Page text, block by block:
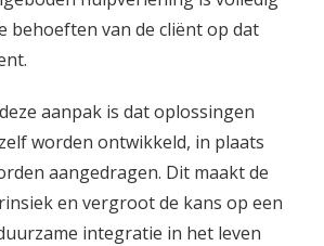
behoeften van de cliënt op dat
aanpak is dat oplossingen
worden ontwikkeld, in plaats
aangedragen. Dit maakt de
en vergroot de kans op een
integratie in het leven